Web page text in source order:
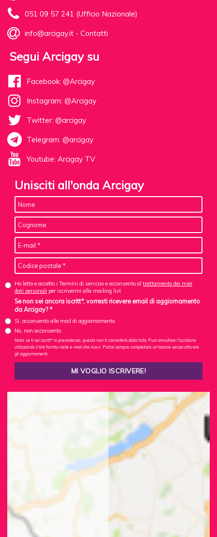
051 09 57 241 (Ufficio Nazionale)
info@arcigay.it - Contatti
Segui Arcigay su
Facebook: @Arcigay
Instagram: @Arcigay
Twitter: @arcigay
Telegram: @arcigay
Youtube: Arcigay TV
Unisciti all'onda Arcigay
Ho letto e accetto i Termini di servizio e acconsento al trattamento dei miei
dati personali per iscrivermi alla mailing list
Se non sei ancora iscritt*, vorresti ricevere email di aggiornamento
da Arcigay? *
Sì, acconsento alle mail di aggiornamento
No, non acconsento
Nota: se ti sei iscritt* in precedenza, questo non ti cancellerà dalla lista. Puoi annullare l'iscrizione
utilizzando il link fornito nelle e-mail che ricevi. Potrai sempre completare un'azione senza attivare
gli aggiornamenti.